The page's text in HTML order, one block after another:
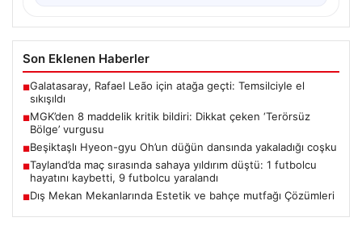
Son Eklenen Haberler
■Galatasaray, Rafael Leão için atağa geçti: Temsilciyle el
sıkışıldı
■MGK’den 8 maddelik kritik bildiri: Dikkat çeken ‘Terörsüz
Bölge’ vurgusu
■Beşiktaşlı Hyeon-gyu Oh’un düğün dansında yakaladığı coşku
■Tayland’da maç sırasında sahaya yıldırım düştü: 1 futbolcu
hayatını kaybetti, 9 futbolcu yaralandı
■Dış Mekan Mekanlarında Estetik ve bahçe mutfağı Çözümleri